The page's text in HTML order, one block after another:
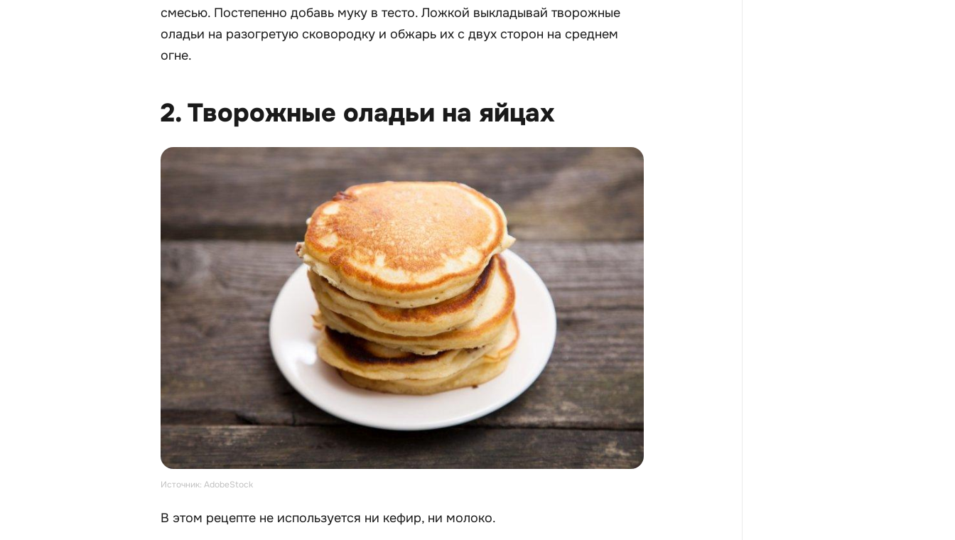
смесью. Постепенно добавь муку в тесто. Ложкой выкладывай творожные
оладьи на разогретую сковородку и обжарь их с двух сторон на среднем
огне.
2. Творожные оладьи на яйцах
Источник: AdobeStock
В этом рецепте не используется ни кефир, ни молоко.